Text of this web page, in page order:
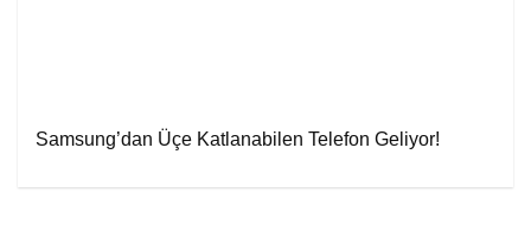
Samsung’dan Üçe Katlanabilen Telefon Geliyor!